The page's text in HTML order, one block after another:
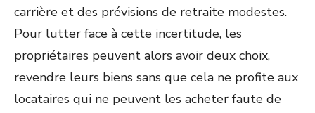
carrière et des prévisions de retraite modestes.
Pour lutter face à cette incertitude, les
propriétaires peuvent alors avoir deux choix,
revendre leurs biens sans que cela ne profite aux
locataires qui ne peuvent les acheter faute de